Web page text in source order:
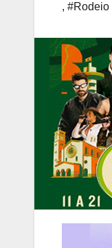
, #Rodeio